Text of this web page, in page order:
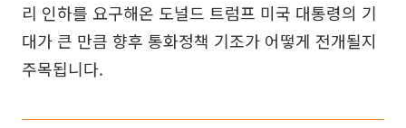
리 인하를 요구해온 도널드 트럼프 미국 대통령의 기
대가 큰 만큼 향후 통화정책 기조가 어떻게 전개될지
주목됩니다.